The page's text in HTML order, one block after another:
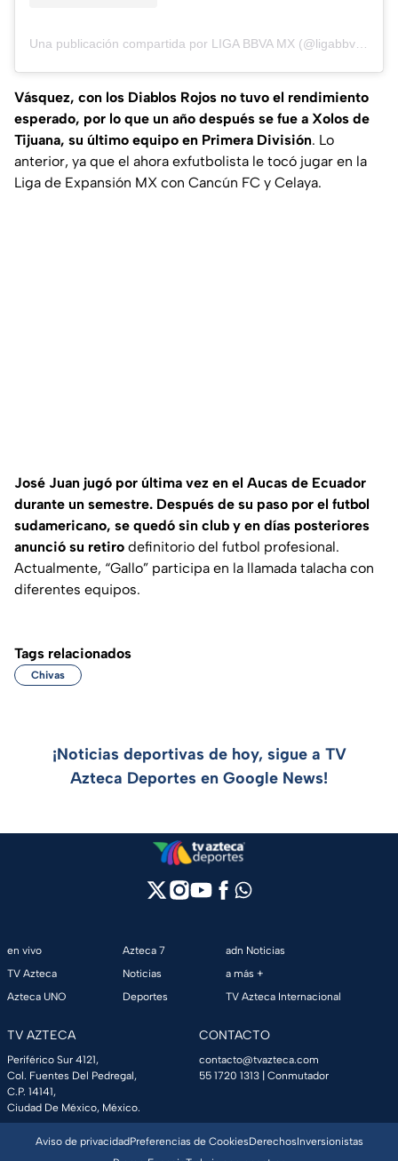
Vásquez, con los Diablos Rojos no tuvo el rendimiento
esperado, por lo que un año después se fue a Xolos de
Tijuana, su último equipo en Primera División. Lo
anterior, ya que el ahora exfutbolista le tocó jugar en la
Liga de Expansión MX con Cancún FC y Celaya.
José Juan jugó por última vez en el Aucas de Ecuador
durante un semestre. Después de su paso por el futbol
sudamericano, se quedó sin club y en días posteriores
anunció su retiro definitorio del futbol profesional.
Actualmente, “Gallo” participa en la llamada talacha con
diferentes equipos.
Tags relacionados
Chivas
¡Noticias deportivas de hoy, sigue a TV
Azteca Deportes en Google News!
en vivo
TV Azteca
Azteca UNO
Azteca 7
Noticias
Deportes
adn Noticias
a más +
TV Azteca Internacional
TV AZTECA
Periférico Sur 4121,
Col. Fuentes Del Pedregal,
C.P. 14141,
Ciudad De México, México.
CONTACTO
contacto@tvazteca.com
55 1720 1313 | Conmutador
Aviso de privacidadPreferencias de CookiesDerechosInversionistas